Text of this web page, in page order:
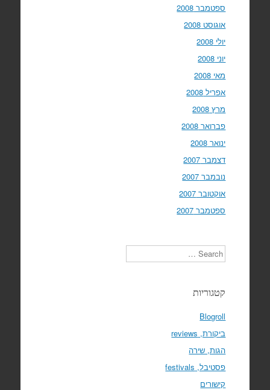
ספטמבר 2008
אוגוסט 2008
יולי 2008
יוני 2008
מאי 2008
אפריל 2008
מרץ 2008
פברואר 2008
ינואר 2008
דצמבר 2007
נובמבר 2007
אוקטובר 2007
ספטמבר 2007
Search
קטגוריות
Blogroll
ביקורת, reviews
הגות, שירה
פסטיבל, festivals
קישורים